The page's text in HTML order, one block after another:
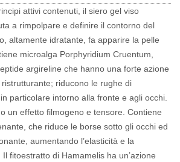
attivi contenuti, il siero gel viso
a rimpolpare e definire il contorno del
altamente idratante, fa apparire la pelle
microalga Porphyridium Cruentum,
argireline che hanno una forte azione
riducono le rughe di
particolare intorno alla fronte e agli occhi.
un effetto filmogeno e tensore. Contiene
che riduce le borse sotto gli occhi ed
aumentando l’elasticità e la
fitoestratto di Hamamelis ha un’azione